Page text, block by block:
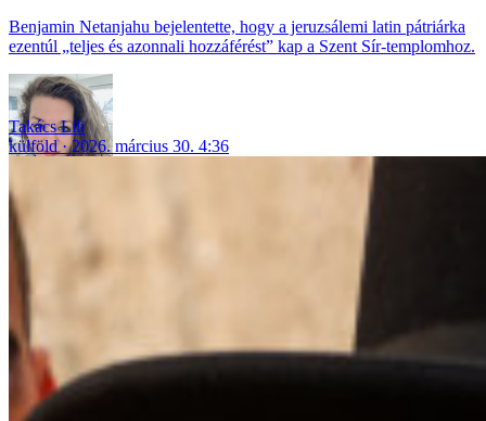
Benjamin Netanjahu bejelentette, hogy a jeruzsálemi latin pátriárka
ezentúl „teljes és azonnali hozzáférést” kap a Szent Sír-templomhoz.
Takács Lili
külföld
2026. március 30. 4:36